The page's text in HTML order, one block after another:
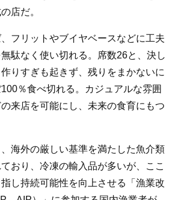
店だ。
フリットやブイヤベースなどに工夫
駄なく使い切れる。席数26と、決し
りすぎも起きず、残りをまかないに
％食べ切れる。カジュアルな雰囲
来店を可能にし、未来の食育にもつ
海外の厳しい基準を満たした魚介類
おり、冷凍の輸入品が多いが、ここ
し持続可能性を向上させる「漁業改